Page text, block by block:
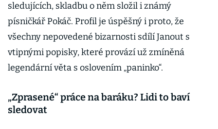
sledujících, skladbu o něm složil i známý
písničkář Pokáč. Profil je úspěšný i proto, že
všechny nepovedené bizarnosti sdílí Janout s
vtipnými popisky, které provází už zmíněná
legendární věta s oslovením „paninko“.
„Zprasené“ práce na baráku? Lidi to baví
sledovat